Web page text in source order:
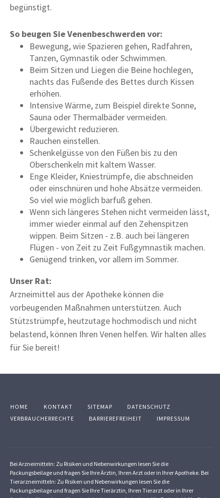
begünstigt.
So beugen Sie Venenbeschwerden vor:
Bewegung, wie Spazieren gehen, Radfahren,
Tanzen, Gymnastik oder Schwimmen.
Beim Sitzen und Liegen die Beine hochlegen,
nachts das Fußende des Bettes durch Kissen
erhöhen.
Intensive Wärme, zum Beispiel direkte Sonne,
Sauna oder Thermalbäder vermeiden.
Übergewicht reduzieren.
Rauchen einstellen.
Schenkelgüsse von den Füßen bis zu den
Oberschenkeln mit kaltem Wasser.
Enge Kleider, Kniestrümpfe, die abschneiden
oder einschnüren und hohe Absätze vermeiden.
So viel wie möglich barfuß gehen.
Wenn sich längeres Stehen nicht vermeiden lässt,
immer wieder einmal auf den Zehenspitzen
wippen. Beim Sitzen - z.B. auch bei längeren
Flügen - von Zeit zu Zeit Fußgymnastik machen.
Genügend trinken, vor allem im Sommer.
Unser Rat:
Arzneimittel aus der Apotheke können die
vorbeugenden Maßnahmen unterstützen. Auch
Stützstrümpfe, heutzutage hochmodisch und nicht
belastend, können Ihren Venen helfen. Wir halten alles
für Sie bereit!
HOME KONTAKT SITEMAP
DATENSCHUTZ
VERBRAUCHERRECHTE
BARRIEREFREIHEIT IMPRESSUM
Bei Arzneimitteln: Zu Risiken und Nebenwirkungen lesen Sie die
Packungsbeilage und fragen Sie Ihre Ärztin, Ihren Arzt oder in Ihrer Apotheke. Bei
Tierarzneimitteln: Zu Risiken und Nebenwirkungen lesen Sie die
Packungsbeilage und fragen Sie Ihre Tierärztin, Ihren Tierarzt oder in Ihrer